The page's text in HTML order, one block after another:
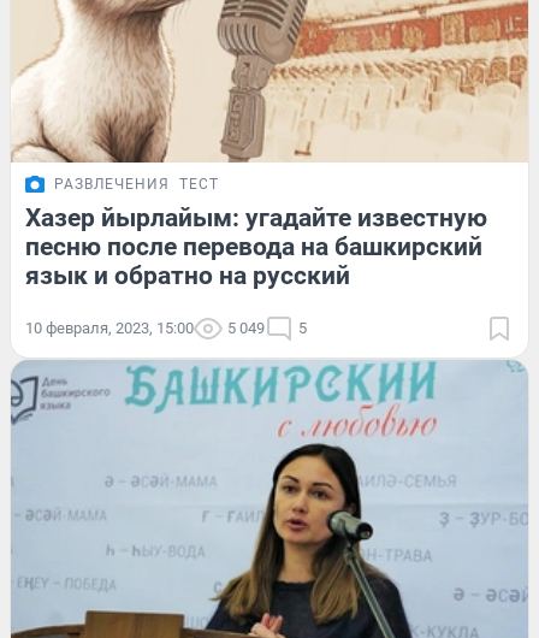
РАЗВЛЕЧЕНИЯ ТЕСТ
Хазер йырлайым: угадайте известную
песню после перевода на башкирский
язык и обратно на русский
10 февраля, 2023, 15:00 5 049 5